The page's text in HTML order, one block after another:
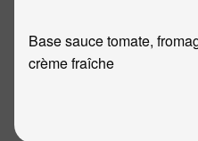
Base sauce tomate,
crème fraîche